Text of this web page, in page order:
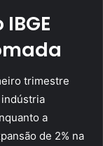
trimestre
a
de 2% na